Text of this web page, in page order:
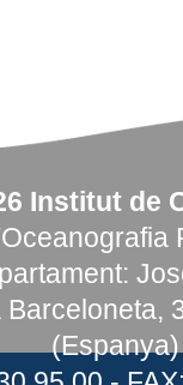
Institut de
(Espanya)